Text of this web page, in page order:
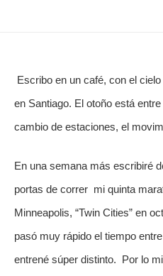
Escribo en un café, con el
en Santiago. El otoño está
cambio de estaciones, el
En una semana más escribiré
portas de correr  mi quinta
Minneapolis, “Twin Cities” en
pasó muy rápido el tiempo
entrené súper distinto.  Por lo